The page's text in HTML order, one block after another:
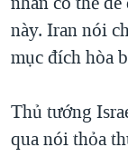
này. Iran nói
mục đích hòa
Thủ tướng
qua nói thỏa